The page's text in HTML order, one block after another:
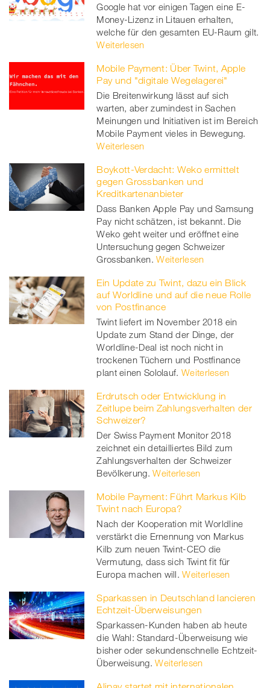
Google hat vor einigen Tagen eine E-
Money-Lizenz in Litauen erhalten,
welche für den gesamten EU-Raum gilt.
Weiterlesen
Mobile Payment: Über Twint, Apple
Pay und "digitale Wegelagerei"
Die Breitenwirkung lässt auf sich
warten, aber zumindest in Sachen
Meinungen und Initiativen ist im Bereich
Mobile Payment vieles in Bewegung.
Weiterlesen
Boykott-Verdacht: Weko ermittelt
gegen Grossbanken und
Kreditkartenanbieter
Dass Banken Apple Pay und Samsung
Pay nicht schätzen, ist bekannt. Die
Weko geht weiter und eröffnet eine
Untersuchung gegen Schweizer
Grossbanken. Weiterlesen
Ein Update zu Twint, dazu ein Blick
auf Worldline und auf die neue Rolle
von Postfinance
Twint liefert im November 2018 ein
Update zum Stand der Dinge, der
Worldline-Deal ist noch nicht in
trockenen Tüchern und Postfinance
plant einen Sololauf. Weiterlesen
Erdrutsch oder Entwicklung in
Zeitlupe beim Zahlungsverhalten der
Schweizer?
Der Swiss Payment Monitor 2018
zeichnet ein detailliertes Bild zum
Zahlungsverhalten der Schweizer
Bevölkerung. Weiterlesen
Mobile Payment: Führt Markus Kilb
Twint nach Europa?
Nach der Kooperation mit Worldline
verstärkt die Ernennung von Markus
Kilb zum neuen Twint-CEO die
Vermutung, dass sich Twint fit für
Europa machen will. Weiterlesen
Sparkassen in Deutschland lancieren
Echtzeit-Überweisungen
Sparkassen-Kunden haben ab heute
die Wahl: Standard-Überweisung wie
bisher oder sekundenschnelle Echtzeit-
Überweisung. Weiterlesen